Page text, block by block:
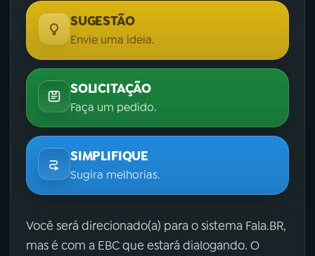
SUGESTÃO
Envie uma ideia.
SOLICITAÇÃO
Faça um pedido.
SIMPLIFIQUE
Sugira melhorias.
Você será direcionado(a) para o sistema Fala.BR,
mas é com a EBC que estará dialogando. O